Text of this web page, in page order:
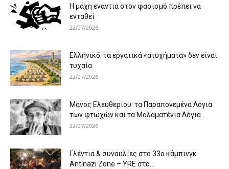
Η μάχη ενάντια στον φασισμό πρέπει να
ενταθεί
22/07/2026
Ελληνικό: τα εργατικά «ατυχήματα» δεν είναι
τυχαία
22/07/2026
Μάνος Ελευθερίου: τα Παραπονεμένα Λόγια
των φτωχών και τα Μαλαματένια Λόγια...
22/07/2026
Γλέντια & συναυλίες στο 33ο κάμπινγκ
Antinazi Zone – YRE στο...